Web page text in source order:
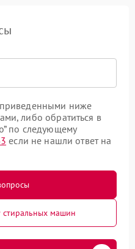
ниже
либо обратиться в
по следующему
если не нашли ответ на
машин